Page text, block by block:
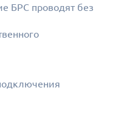
БРС проводят без